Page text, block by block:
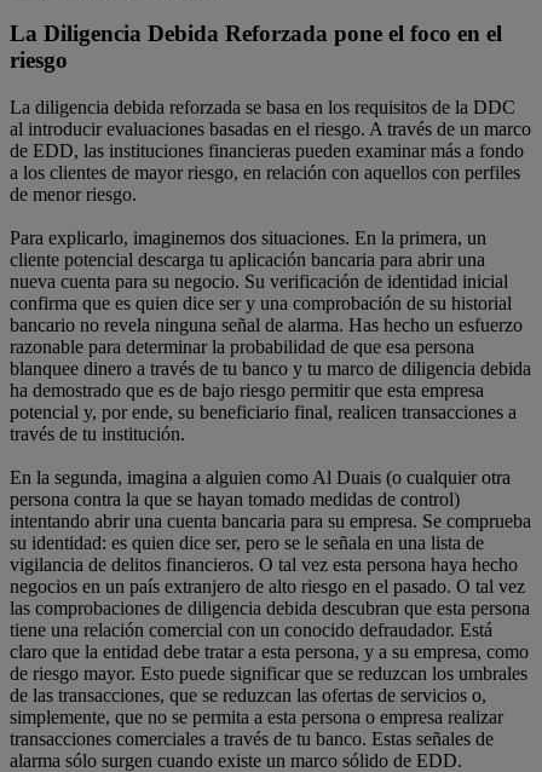
La Diligencia Debida Reforzada pone el foco en el
riesgo
La diligencia debida reforzada se basa en los requisitos de la DDC
al introducir evaluaciones basadas en el riesgo. A través de un marco
de EDD, las instituciones financieras pueden examinar más a fondo
a los clientes de mayor riesgo, en relación con aquellos con perfiles
de menor riesgo.
Para explicarlo, imaginemos dos situaciones. En la primera, un
cliente potencial descarga tu aplicación bancaria para abrir una
nueva cuenta para su negocio. Su verificación de identidad inicial
confirma que es quien dice ser y una comprobación de su historial
bancario no revela ninguna señal de alarma. Has hecho un esfuerzo
razonable para determinar la probabilidad de que esa persona
blanquee dinero a través de tu banco y tu marco de diligencia debida
ha demostrado que es de bajo riesgo permitir que esta empresa
potencial y, por ende, su beneficiario final, realicen transacciones a
través de tu institución.
En la segunda, imagina a alguien como Al Duais (o cualquier otra
persona contra la que se hayan tomado medidas de control)
intentando abrir una cuenta bancaria para su empresa. Se comprueba
su identidad: es quien dice ser, pero se le señala en una lista de
vigilancia de delitos financieros. O tal vez esta persona haya hecho
negocios en un país extranjero de alto riesgo en el pasado. O tal vez
las comprobaciones de diligencia debida descubran que esta persona
tiene una relación comercial con un conocido defraudador. Está
claro que la entidad debe tratar a esta persona, y a su empresa, como
de riesgo mayor. Esto puede significar que se reduzcan los umbrales
de las transacciones, que se reduzcan las ofertas de servicios o,
simplemente, que no se permita a esta persona o empresa realizar
transacciones comerciales a través de tu banco. Estas señales de
alarma sólo surgen cuando existe un marco sólido de EDD.